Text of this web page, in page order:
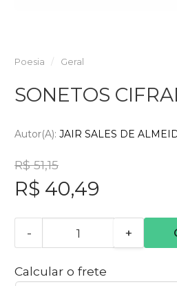
Poesia Geral
SONETOS
Autor(a): JAIR SALES DE
R$ 51,15
R$ 40,49
- +
Calcular o frete